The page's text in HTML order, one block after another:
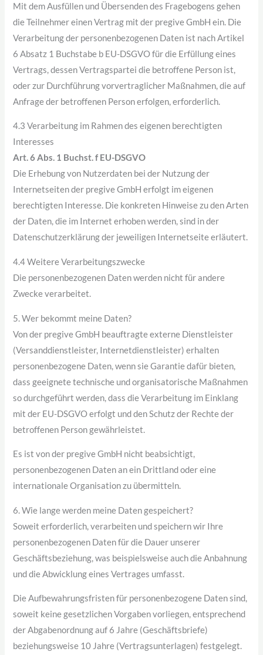
Mit dem Ausfüllen und Übersenden des Fragebogens gehen
die Teilnehmer einen Vertrag mit der pregive GmbH ein. Die
Verarbeitung der personenbezogenen Daten ist nach Artikel
6 Absatz 1 Buchstabe b EU-DSGVO für die Erfüllung eines
Vertrags, dessen Vertragspartei die betroffene Person ist,
oder zur Durchführung vorvertraglicher Maßnahmen, die auf
Anfrage der betroffenen Person erfolgen, erforderlich.
4.3 Verarbeitung im Rahmen des eigenen berechtigten
Interesses
Art. 6 Abs. 1 Buchst. f EU-DSGVO
Die Erhebung von Nutzerdaten bei der Nutzung der
Internetseiten der pregive GmbH erfolgt im eigenen
berechtigten Interesse. Die konkreten Hinweise zu den Arten
der Daten, die im Internet erhoben werden, sind in der
Datenschutzerklärung der jeweiligen Internetseite erläutert.
4.4 Weitere Verarbeitungszwecke
Die personenbezogenen Daten werden nicht für andere
Zwecke verarbeitet.
5. Wer bekommt meine Daten?
Von der pregive GmbH beauftragte externe Dienstleister
(Versanddienstleister, Internetdienstleister) erhalten
personenbezogene Daten, wenn sie Garantie dafür bieten,
dass geeignete technische und organisatorische Maßnahmen
so durchgeführt werden, dass die Verarbeitung im Einklang
mit der EU-DSGVO erfolgt und den Schutz der Rechte der
betroffenen Person gewährleistet.
Es ist von der pregive GmbH nicht beabsichtigt,
personenbezogenen Daten an ein Drittland oder eine
internationale Organisation zu übermitteln.
6. Wie lange werden meine Daten gespeichert?
Soweit erforderlich, verarbeiten und speichern wir Ihre
personenbezogenen Daten für die Dauer unserer
Geschäftsbeziehung, was beispielsweise auch die Anbahnung
und die Abwicklung eines Vertrages umfasst.
Die Aufbewahrungsfristen für personenbezogene Daten sind,
soweit keine gesetzlichen Vorgaben vorliegen, entsprechend
der Abgabenordnung auf 6 Jahre (Geschäftsbriefe)
beziehungsweise 10 Jahre (Vertragsunterlagen) festgelegt.